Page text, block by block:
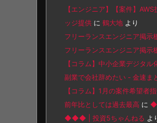
【エンジニア】【案件】
ッジ提供 に 鶴大地 より
フリーランスエンジニア掲示
フリーランスエンジニア掲示
【コラム】中小企業デジタル
副業で会社辞めたい - 金速ま
【コラム】1月の案件希望者
前年比としては過去最高 に
◆◆◆ | 投資5ちゃんねる よ